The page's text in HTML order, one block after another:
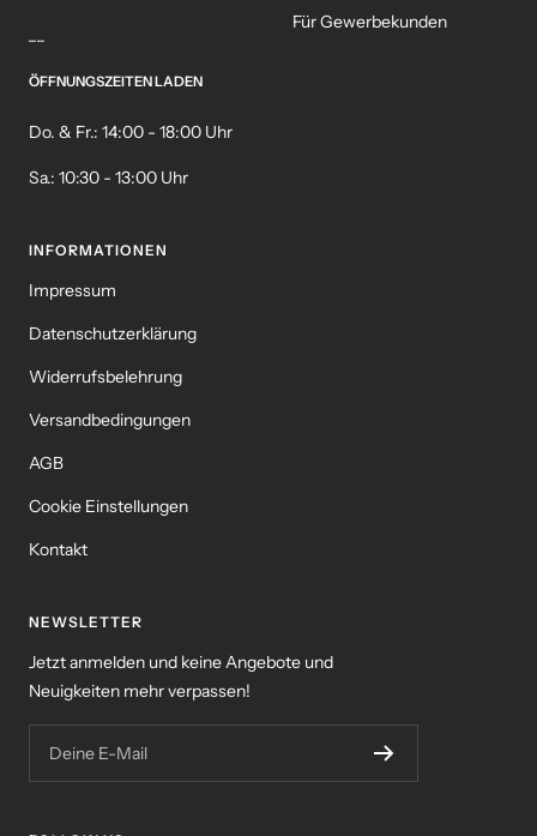
ÖFFNUNGSZEITEN LADEN
Do. & Fr.: 14:00 - 18:00 Uhr
Sa.: 10:30 - 13:00 Uhr
Für Gewerbekunden
INFORMATIONEN
Impressum
Datenschutzerklärung
Widerrufsbelehrung
Versandbedingungen
AGB
Cookie Einstellungen
Kontakt
NEWSLETTER
Jetzt anmelden und keine Angebote und
Neuigkeiten mehr verpassen!
Deine E-Mail